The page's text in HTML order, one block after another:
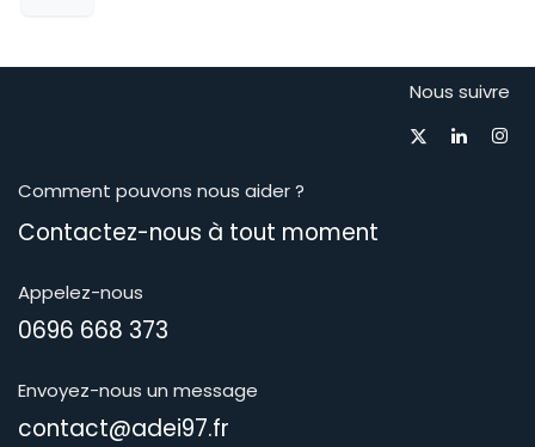
Nous suivre
Comment pouvons nous aider ?
Contactez-nous à tout moment​
Appelez-nous
0696 668 373
Envoyez-nous un message
contact@adei97.fr